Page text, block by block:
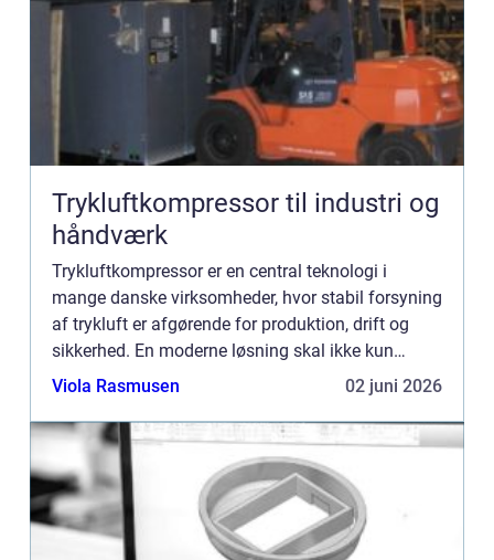
Trykluftkompressor til industri og
håndværk
Trykluftkompressor er en central teknologi i
mange danske virksomheder, hvor stabil forsyning
af trykluft er afgørende for produktion, drift og
sikkerhed. En moderne løsning skal ikke kun
levere luft med det rette tryk, men også være
Viola Rasmusen 02 juni 2026